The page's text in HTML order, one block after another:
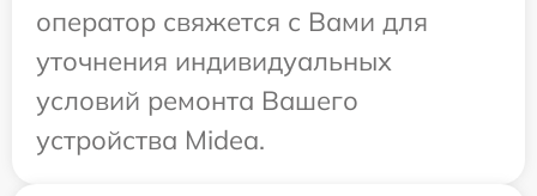
оператор свяжется с Вами для
уточнения индивидуальных
условий ремонта Вашего
устройства Midea.